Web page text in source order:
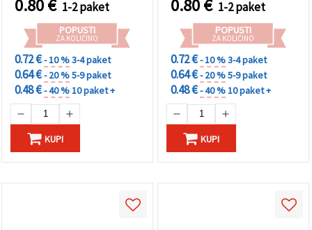
ustvarjalne DIY projekte
0.80€ 1-2 paket
POPUSTI
ZA KOLIČINO
0.72 €- 10 %3-4 paket
0.64 €- 20 %5-9 paket
0.48 €- 40 %10 paket +
KUPI
izdelavo nakita in
ustvarjalne DIY projekte
0.80€ 1-2 paket
POPUSTI
ZA KOLIČINO
0.72 €- 10 %3-4 paket
0.64 €- 20 %5-9 paket
0.48 €- 40 %10 paket +
KUPI